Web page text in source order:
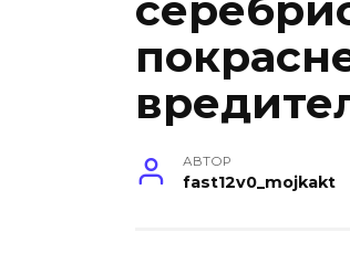
АВТОР
fast12v0_mojkakt